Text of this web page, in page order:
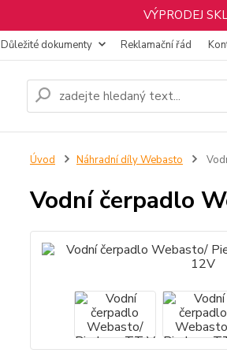
VÝPRODEJ
Důležité dokumenty Reklamační řád
Úvod Náhradní díly Webasto
Vodní čerpadlo